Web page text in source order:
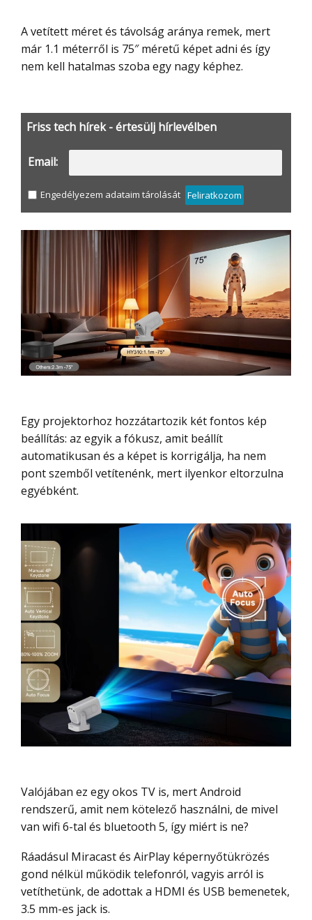
A vetített méret és távolság aránya remek, mert
már 1.1 méterről is 75″ méretű képet adni és így
nem kell hatalmas szoba egy nagy képhez.
Friss tech hírek - értesülj hírlevélben
Email:
Engedélyezem adataim tárolását Feliratkozom
Egy projektorhoz hozzátartozik két fontos kép
beállítás: az egyik a fókusz, amit beállít
automatikusan és a képet is korrigálja, ha nem
pont szemből vetítenénk, mert ilyenkor eltorzulna
egyébként.
Valójában ez egy okos TV is, mert Android
rendszerű, amit nem kötelező használni, de mivel
van wifi 6-tal és bluetooth 5, így miért is ne?
Ráadásul Miracast és AirPlay képernyőtükrözés
gond nélkül működik telefonról, vagyis arról is
vetíthetünk, de adottak a HDMI és USB bemenetek,
3.5 mm-es jack is.